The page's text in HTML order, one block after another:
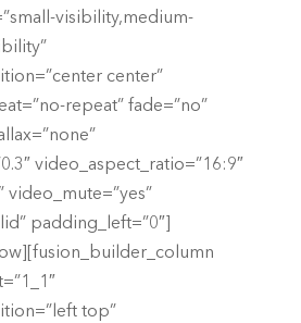
visibility,medium-
center”
repeat” fade=”no”
video_aspect_ratio=”16:9″
video_mute=”yes”
padding_left=”0″]
top”